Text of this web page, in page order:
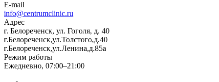
E-mail
info@centrumclinic.ru
Адрес
г. Белореченск, ул. Гоголя, д. 40
г.Белореченск,ул.Толстого,д.40
г.Белореченск,ул.Ленина,д.85а
Режим работы
Ежедневно, 07:00–21:00